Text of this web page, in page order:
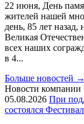
22 июня, День
жителей нашей
день, 85 лет назад,
Великая
всех наших
в 4...
Больше новостей →
Новости компании
05.08.2026 При
состоялся